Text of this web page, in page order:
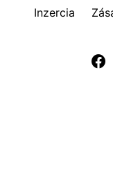
Inzercia